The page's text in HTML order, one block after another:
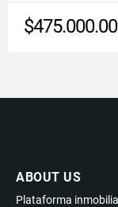
ABOUT US
Plataforma